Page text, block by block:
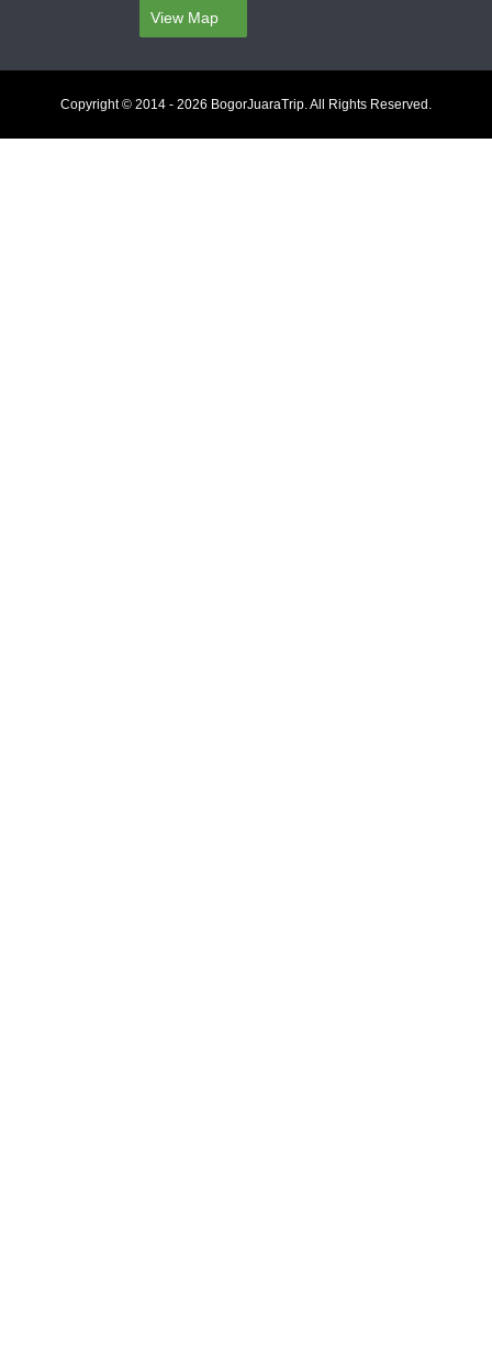
View Map
Copyright © 2014 - 2026 BogorJuaraTrip. All Rights Reserved.